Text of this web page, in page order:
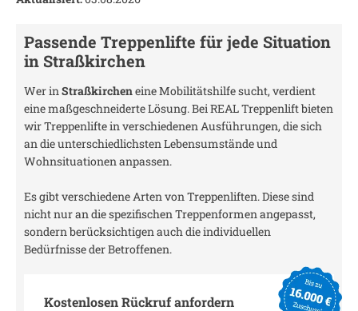
Passende Treppenlifte für jede Situation
in Straßkirchen
Wer inStraßkircheneine Mobilitätshilfe sucht, verdient
eine maßgeschneiderte Lösung. Bei REAL Treppenlift bieten
wir Treppenlifte in verschiedenen Ausführungen, die sich
an die unterschiedlichsten Lebensumstände und
Wohnsituationen anpassen.
Es gibt verschiedene Arten von Treppenliften. Diese sind
nicht nur an die spezifischen Treppenformen angepasst,
sondern berücksichtigen auch die individuellen
Bedürfnisse der Betroffenen.
Kostenlosen Rückruf anfordern